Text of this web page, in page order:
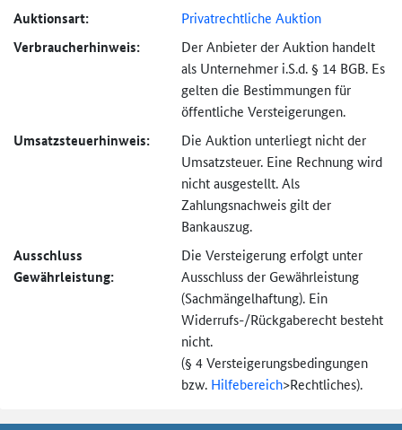
Auktionsart: Privatrechtliche Auktion
Verbraucher­hinweis:
Der Anbieter der Auktion handelt
als Unternehmer i.S.d. § 14 BGB. Es
gelten die Bestimmungen für
öffentliche Versteigerungen.
Umsatzsteuer­hinweis:
Die Auktion unterliegt nicht der
Umsatzsteuer. Eine Rechnung wird
nicht ausgestellt. Als
Zahlungsnachweis gilt der
Bankauszug.
Ausschluss
Gewährleistung:
Die Versteigerung erfolgt unter
Ausschluss der Gewährleistung
(Sachmängel­haftung). Ein
Widerrufs-/Rückgaberecht besteht
nicht.
(§ 4 Versteigerungs­bedingungen
bzw. Hilfebereich>Rechtliches).